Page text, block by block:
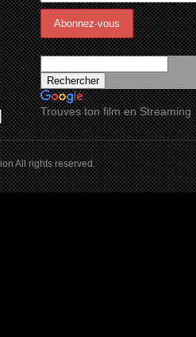
Trouves ton film en Streaming
All rights reserved.